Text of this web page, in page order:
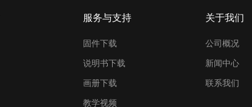
服务与支持
固件下载
说明书下载
画册下载
教学视频
关于我们
公司概况
新闻中心
联系我们